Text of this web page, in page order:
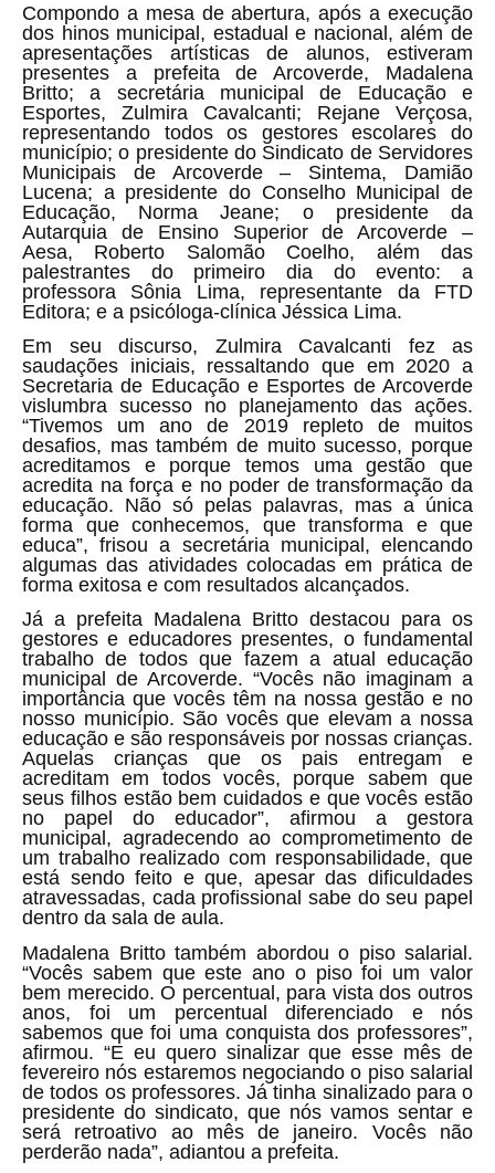
Compondo a mesa de abertura, após a execução
dos hinos municipal, estadual e nacional, além de
apresentações artísticas de alunos, estiveram
presentes a prefeita de Arcoverde, Madalena
Britto; a secretária municipal de Educação e
Esportes, Zulmira Cavalcanti; Rejane Verçosa,
representando todos os gestores escolares do
município; o presidente do Sindicato de Servidores
Municipais de Arcoverde – Sintema, Damião
Lucena; a presidente do Conselho Municipal de
Educação, Norma Jeane; o presidente da
Autarquia de Ensino Superior de Arcoverde –
Aesa, Roberto Salomão Coelho, além das
palestrantes do primeiro dia do evento: a
professora Sônia Lima, representante da FTD
Editora; e a psicóloga-clínica Jéssica Lima.
Em seu discurso, Zulmira Cavalcanti fez as
saudações iniciais, ressaltando que em 2020 a
Secretaria de Educação e Esportes de Arcoverde
vislumbra sucesso no planejamento das ações.
“Tivemos um ano de 2019 repleto de muitos
desafios, mas também de muito sucesso, porque
acreditamos e porque temos uma gestão que
acredita na força e no poder de transformação da
educação. Não só pelas palavras, mas a única
forma que conhecemos, que transforma e que
educa”, frisou a secretária municipal, elencando
algumas das atividades colocadas em prática de
forma exitosa e com resultados alcançados.
Já a prefeita Madalena Britto destacou para os
gestores e educadores presentes, o fundamental
trabalho de todos que fazem a atual educação
municipal de Arcoverde. “Vocês não imaginam a
importância que vocês têm na nossa gestão e no
nosso município. São vocês que elevam a nossa
educação e são responsáveis por nossas crianças.
Aquelas crianças que os pais entregam e
acreditam em todos vocês, porque sabem que
seus filhos estão bem cuidados e que vocês estão
no papel do educador”, afirmou a gestora
municipal, agradecendo ao comprometimento de
um trabalho realizado com responsabilidade, que
está sendo feito e que, apesar das dificuldades
atravessadas, cada profissional sabe do seu papel
dentro da sala de aula.
Madalena Britto também abordou o piso salarial.
“Vocês sabem que este ano o piso foi um valor
bem merecido. O percentual, para vista dos outros
anos, foi um percentual diferenciado e nós
sabemos que foi uma conquista dos professores”,
afirmou. “E eu quero sinalizar que esse mês de
fevereiro nós estaremos negociando o piso salarial
de todos os professores. Já tinha sinalizado para o
presidente do sindicato, que nós vamos sentar e
será retroativo ao mês de janeiro. Vocês não
perderão nada”, adiantou a prefeita.